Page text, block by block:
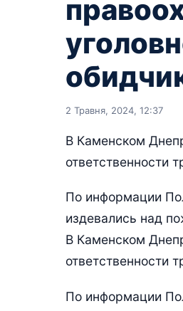
2 Травня, 2024, 12:37
В Каменском
ответственности
По информации
издевались над
В Каменском
ответственности
По информации